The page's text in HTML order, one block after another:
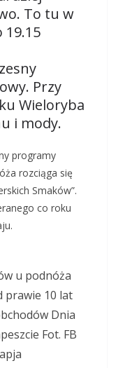
To tu w
19.15
Przy
Wieloryba
i mody.
programy
rozciąga się
Smaków”.
co roku
u podnóża
prawie 10 lat
Dnia
Fot. FB